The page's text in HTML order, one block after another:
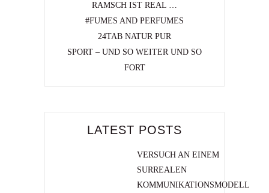
RAMSCH IST REAL …
#FUMES AND PERFUMES
24TAB NATUR PUR
SPORT – UND SO WEITER UND SO
FORT
LATEST POSTS
VERSUCH AN EINEM
SURREALEN
KOMMUNIKATIONSMODELL